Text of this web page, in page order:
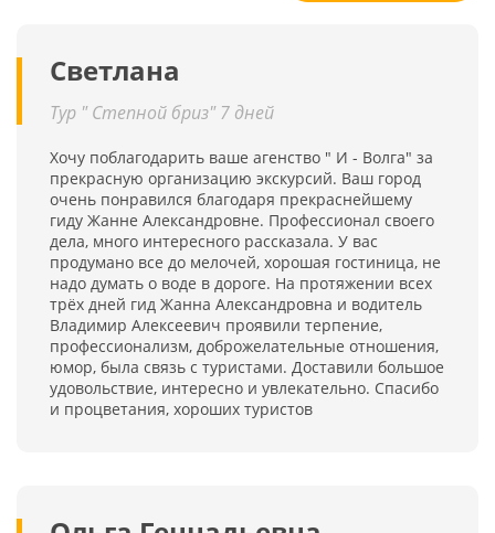
Светлана
Тур " Степной бриз" 7 дней
Хочу поблагодарить ваше агенство " И - Волга" за
прекрасную организацию экскурсий. Ваш город
очень понравился благодаря прекраснейшему
гиду Жанне Александровне. Профессионал своего
дела, много интересного рассказала. У вас
продумано все до мелочей, хорошая гостиница, не
надо думать о воде в дороге. На протяжении всех
трёх дней гид Жанна Александровна и водитель
Владимир Алексеевич проявили терпение,
профессионализм, доброжелательные отношения,
юмор, была связь с туристами. Доставили большое
удовольствие, интересно и увлекательно. Спасибо
и процветания, хороших туристов